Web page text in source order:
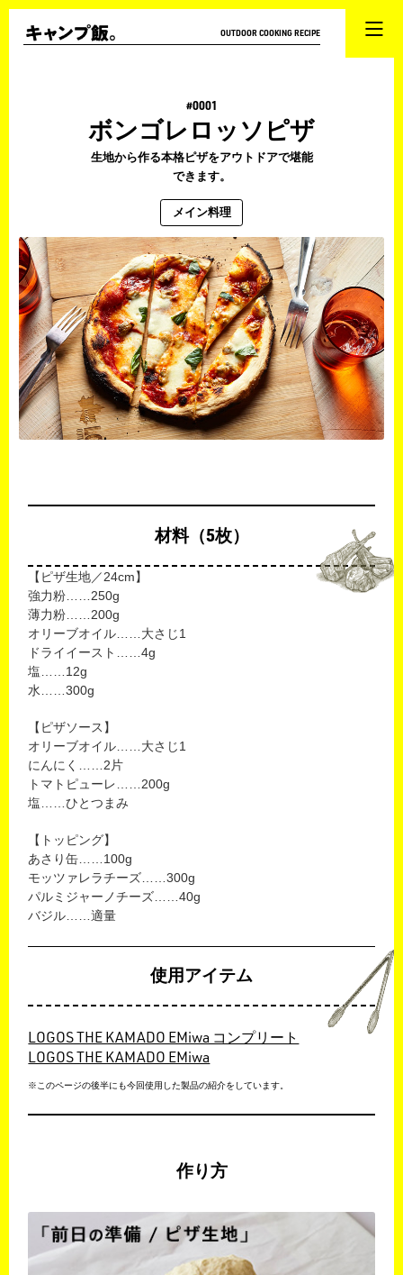
OUTDOOR COOKING RECIPE
#0001
ボンゴレロッソピザ
生地から作る本格ピザをアウトドアで堪能
できます。
メイン料理
材料（5枚）
【ピザ生地／24cm】
強力粉……250g
薄力粉……200g
オリーブオイル……大さじ1
ドライイースト……4g
塩……12g
水……300g
【ピザソース】
オリーブオイル……大さじ1
にんにく……2片
トマトピューレ……200g
塩……ひとつまみ
【トッピング】
あさり缶……100g
モッツァレラチーズ……300g
パルミジャーノチーズ……40g
バジル……適量
使用アイテム
LOGOS THE KAMADO EMiwa コンプリート
LOGOS THE KAMADO EMiwa
※このページの後半にも今回使用した製品の紹介をしています。
作り方